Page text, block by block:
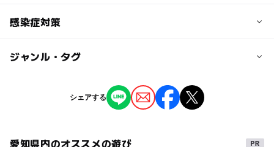
各回定員最大６名まで
中学生･高校生大人
子供の料金
保護者同伴（小人のみのご参加はできません。詳しくはお
問い合わせください）
感染症対策
当イベントでは下記のコロナ感染予防対策を実施させて頂
・セグウェイなどのモビリティやヘルメットなど、共有物
は随時消毒
・受付に消毒液を設置し、体験されるお客様への手指の消
・インストラクター・スタッフの検温・消毒・マスク着用
ジャンル・タグ
シェアする
愛知県内のオススメの遊び